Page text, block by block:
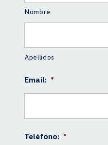
Nombre
Apellidos
Email: *
Teléfono: *